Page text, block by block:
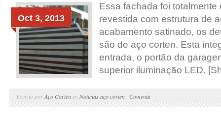
Oct 3, 2013
Essa fachada foi totalmente
revestida com estrutura de
acabamento satinado, os
são de aço corten. Esta
entrada, o portão da
superior iluminação LED.
Escrito porAço Cortenen Noticias aço corten | Comenta